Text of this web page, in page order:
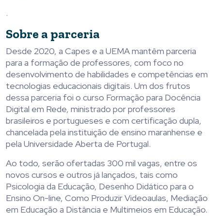
.
Sobre a parceria
Desde 2020, a Capes e a UEMA mantêm parceria
para a formação de professores, com foco no
desenvolvimento de habilidades e competências em
tecnologias educacionais digitais. Um dos frutos
dessa parceria foi o curso Formação para Docência
Digital em Rede, ministrado por professores
brasileiros e portugueses e com certificação dupla,
chancelada pela instituição de ensino maranhense e
pela Universidade Aberta de Portugal.
Ao todo, serão ofertadas 300 mil vagas, entre os
novos cursos e outros já lançados, tais como
Psicologia da Educação, Desenho Didático para o
Ensino On-line, Como Produzir Videoaulas, Mediação
em Educação a Distância e Multimeios em Educação.